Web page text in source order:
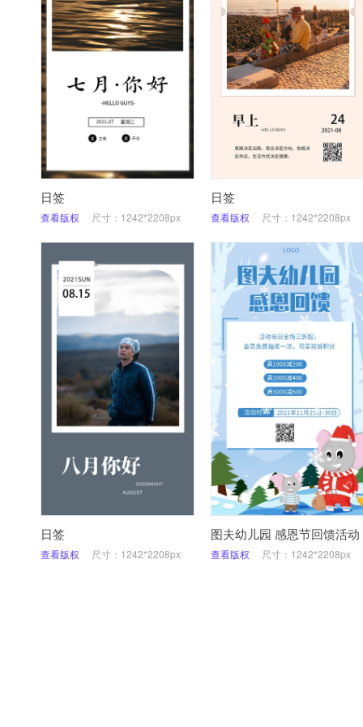
日签
查看版权 尺寸：1242*2208px
日签
查看版权 尺寸：1242*2208px
日签
查看版权 尺寸：1242*2208px
图夫幼儿园 感恩节回馈活动
查看版权 尺寸：1242*2208px